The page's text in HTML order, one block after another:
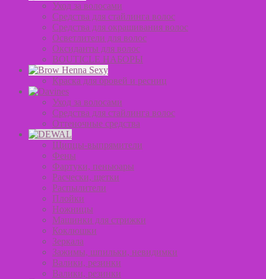
Уход за волосами
Средства для стайлинга волос
Средства для окрашивания волос
Осветлители для волос
Оксиданты для волос
BOUTICLE НАБОРЫ
Краска для бровей и ресниц
Уход за волосами
Средства для стайлинга волос
Оттеночные средства
Щипцы-выпрямители
Фены
Фартуки, пеньюары
Расчески, щетки
Распылители
Плойки
Ножницы
Машинки для стрижки
Коклюшки
Зеркала
Зажимы, шпильки, невидимки
Валики, резинки
Валики, резинки